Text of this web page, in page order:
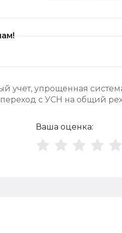
учет, упрощенная
переход с УСН на общий
Ваша оценка: